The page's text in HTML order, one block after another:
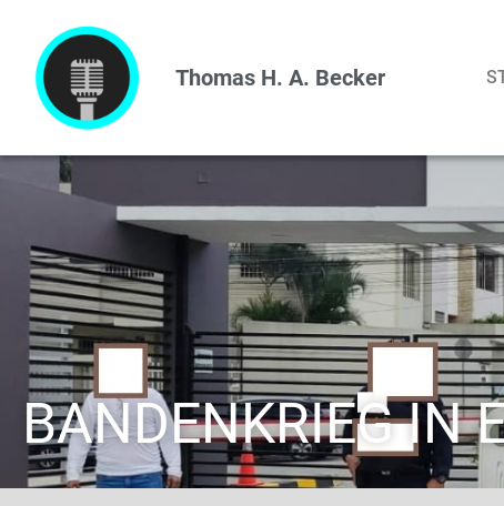
Thomas H. A. Becker
BANDENKRIEG IN